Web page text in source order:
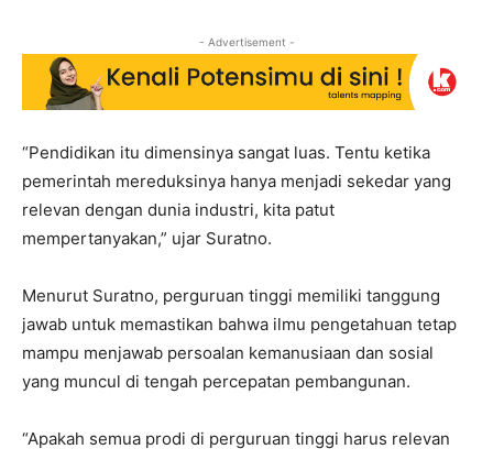
- Advertisement -
“Pendidikan itu dimensinya sangat luas. Tentu ketika
pemerintah mereduksinya hanya menjadi sekedar yang
relevan dengan dunia industri, kita patut
mempertanyakan,” ujar Suratno.
Menurut Suratno, perguruan tinggi memiliki tanggung
jawab untuk memastikan bahwa ilmu pengetahuan tetap
mampu menjawab persoalan kemanusiaan dan sosial
yang muncul di tengah percepatan pembangunan.
“Apakah semua prodi di perguruan tinggi harus relevan